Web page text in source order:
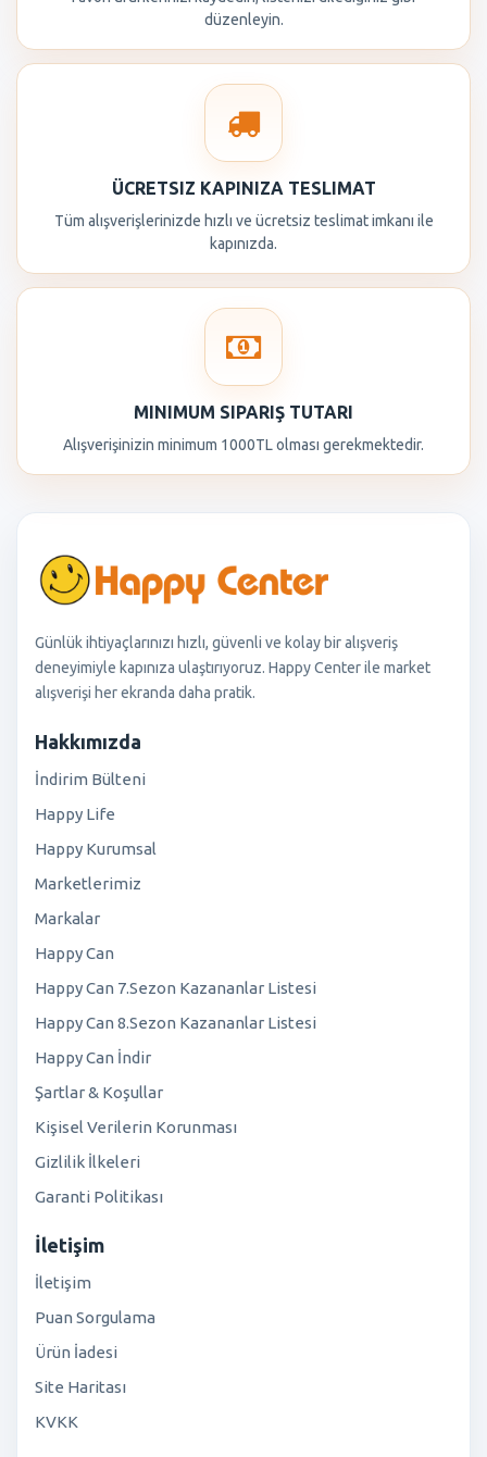
düzenleyin.
ÜCRETSIZ KAPINIZA TESLIMAT
Tüm alışverişlerinizde hızlı ve ücretsiz teslimat imkanı ile
kapınızda.
MINIMUM SIPARIŞ TUTARI
Alışverişinizin minimum 1000TL olması gerekmektedir.
Günlük ihtiyaçlarınızı hızlı, güvenli ve kolay bir alışveriş
deneyimiyle kapınıza ulaştırıyoruz. Happy Center ile market
alışverişi her ekranda daha pratik.
Hakkımızda
İndirim Bülteni
Happy Life
Happy Kurumsal
Marketlerimiz
Markalar
Happy Can
Happy Can 7.Sezon Kazananlar Listesi
Happy Can 8.Sezon Kazananlar Listesi
Happy Can İndir
Şartlar & Koşullar
Kişisel Verilerin Korunması
Gizlilik İlkeleri
Garanti Politikası
İletişim
İletişim
Puan Sorgulama
Ürün İadesi
Site Haritası
KVKK